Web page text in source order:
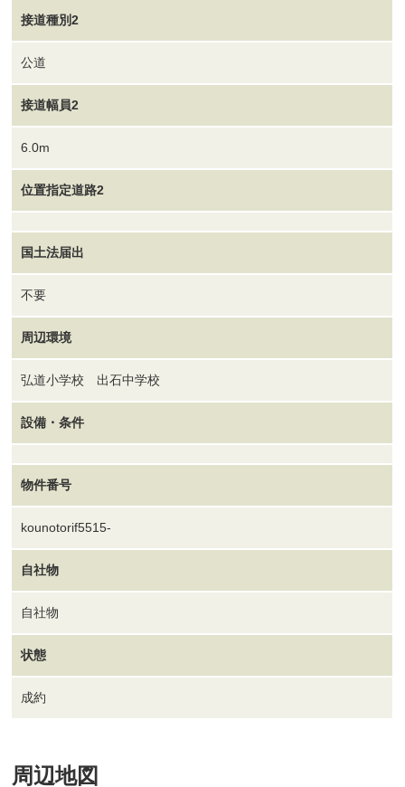
接道種別2
公道
接道幅員2
6.0m
位置指定道路2
国土法届出
不要
周辺環境
弘道小学校 出石中学校
設備・条件
物件番号
kounotorif5515-
自社物
自社物
状態
成約
周辺地図